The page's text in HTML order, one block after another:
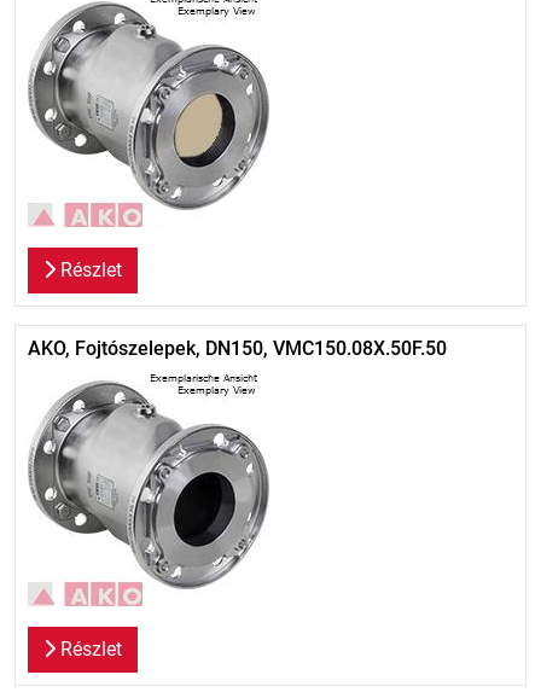
Részlet
AKO, Fojtószelepek, DN150, VMC150.08X.50F.50
Részlet